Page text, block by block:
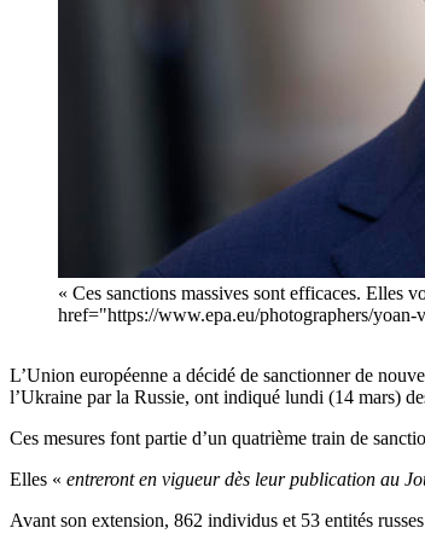
« Ces sanctions massives sont efficaces. Elles
href="https://www.epa.eu/photographers/
L’Union européenne a décidé de sanctionner de
l’Ukraine par la Russie, ont indiqué lundi (14 mars)
Ces mesures font partie d’un quatrième train de
Elles « entreront en vigueur dès leur publication au
Avant son extension, 862 individus et 53 entités